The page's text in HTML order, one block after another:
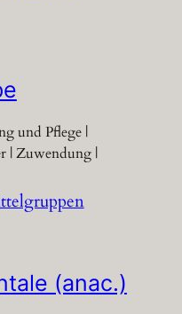
und Pflege |
| Zuwendung |
(anac.)